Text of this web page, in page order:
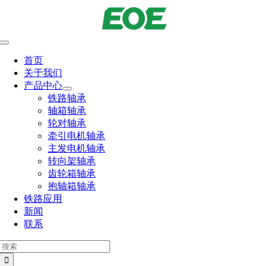
容
切
首页
关于我们
产品中心
铁路轴承
轴箱轴承
轮对轴承
牵引电机轴承
主发电机轴承
转向架轴承
齿轮箱轴承
抱轴箱轴承
铁路应用
新闻
联系
：